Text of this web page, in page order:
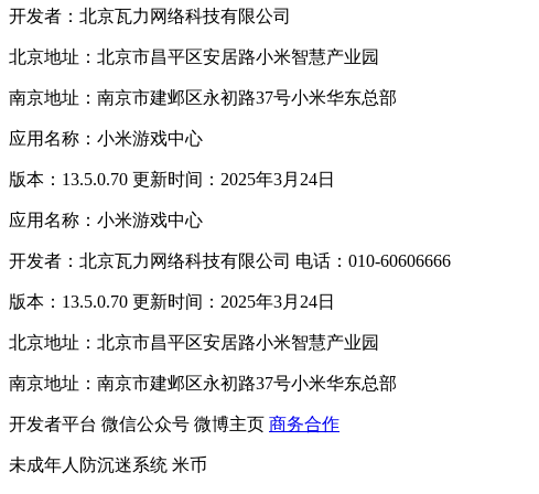
开发者：北京瓦力网络科技有限公司
北京地址：北京市昌平区安居路小米智慧产业园
南京地址：南京市建邺区永初路37号小米华东总部
应用名称：小米游戏中心
版本：13.5.0.70 更新时间：2025年3月24日
应用名称：小米游戏中心
开发者：北京瓦力网络科技有限公司 电话：010-60606666
版本：13.5.0.70 更新时间：2025年3月24日
北京地址：北京市昌平区安居路小米智慧产业园
南京地址：南京市建邺区永初路37号小米华东总部
开发者平台 微信公众号 微博主页 商务合作
未成年人防沉迷系统 米币